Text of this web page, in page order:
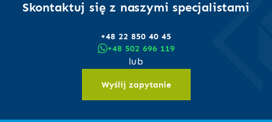
Skontaktuj się z naszymi specjalistami
+48 22 850 40 45
+48 502 696 119
lub
Wyślij zapytanie